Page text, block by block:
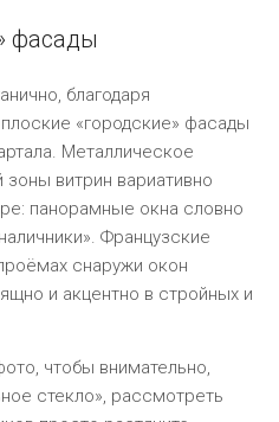
фасады
благодаря
«городские» фасады
Металлическое
витрин вариативно
панорамные окна словно
Французские
снаружи окон
и акцентно в стройных и
чтобы внимательно,
стекло», рассмотреть